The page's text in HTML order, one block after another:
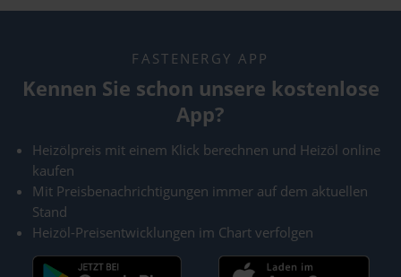
FASTENERGY APP
Kennen Sie schon unsere kostenlose
App?
Heizölpreis mit einem Klick berechnen und Heizöl online
kaufen
Mit Preisbenachrichtigungen immer auf dem aktuellen
Stand
Heizöl-Preisentwicklungen im Chart verfolgen